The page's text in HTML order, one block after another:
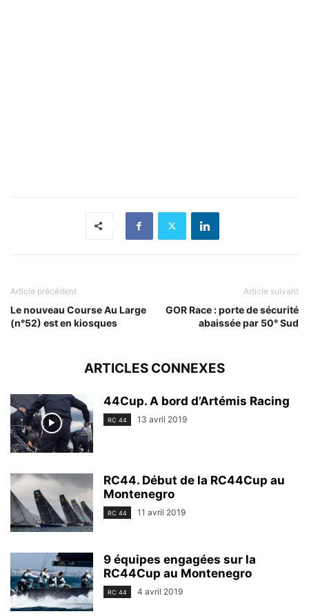
Article précédent
Le nouveau Course Au Large
(n°52) est en kiosques
Article suivant
GOR Race : porte de sécurité
abaissée par 50° Sud
ARTICLES CONNEXES
44Cup. A bord d’Artémis Racing
RC 44 13 avril 2019
RC44. Début de la RC44Cup au
Montenegro
RC 44 11 avril 2019
9 équipes engagées sur la
RC44Cup au Montenegro
RC 44 4 avril 2019